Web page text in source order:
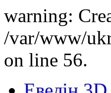
warning:
/var/www/
on line 56.